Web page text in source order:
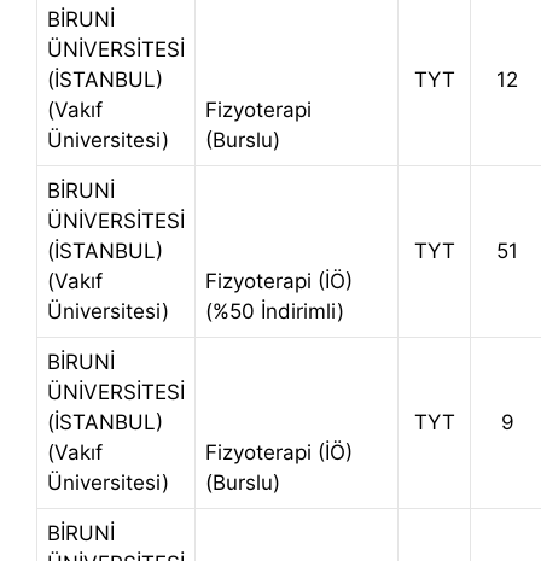
BİRUNİ
ÜNİVERSİTESİ
(İSTANBUL)
(Vakıf
Üniversitesi)
Fizyoterapi
(Burslu)
TYT 12
BİRUNİ
ÜNİVERSİTESİ
(İSTANBUL)
(Vakıf
Üniversitesi)
Fizyoterapi (İÖ)
(%50 İndirimli)
TYT 51
BİRUNİ
ÜNİVERSİTESİ
(İSTANBUL)
(Vakıf
Üniversitesi)
Fizyoterapi (İÖ)
(Burslu)
TYT 9
BİRUNİ